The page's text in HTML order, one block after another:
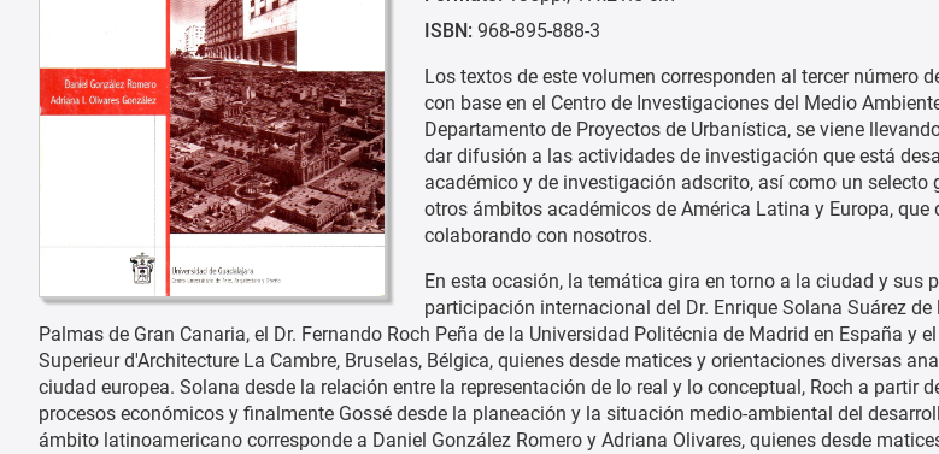
ISBN: 968-895-888-3
Los textos de este volumen corresponden al tercer número
con base en el Centro de Investigaciones del Medio
Departamento de Proyectos de Urbanística, se viene
dar difusión a las actividades de investigación que está
académico y de investigación adscrito, así como un selecto
otros ámbitos académicos de América Latina y Europa,
colaborando con nosotros.
En esta ocasión, la temática gira en torno a la ciudad y sus
participación internacional del Dr. Enrique Solana Suárez
Palmas de Gran Canaria, el Dr. Fernando Roch Peña de la Universidad Politécnia de Madrid en España y
Superieur d'Architecture La Cambre, Bruselas, Bélgica, quienes desde matices y orientaciones diversas
ciudad europea. Solana desde la relación entre la representación de lo real y lo conceptual, Roch a partir
procesos económicos y finalmente Gossé desde la planeación y la situación medio-ambiental del
ámbito latinoamericano corresponde a Daniel González Romero y Adriana Olivares, quienes desde